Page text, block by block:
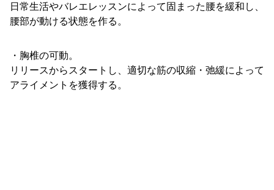
日常生活やバレエレッスンによって固まった腰を緩和し、
腰部が動ける状態を作る。
・胸椎の可動。
リリースからスタートし、適切な筋の収縮・弛緩によって
アライメントを獲得する。